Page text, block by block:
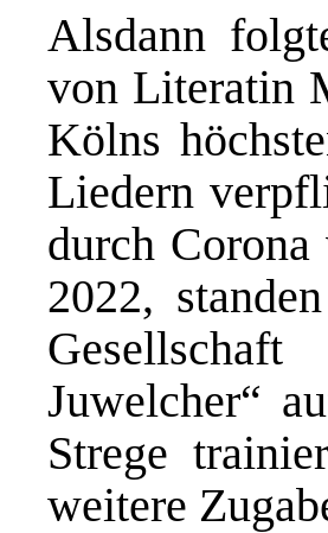
Alsdann
von Literatin
Kölns
Liedern
durch Corona
2022,
Juwelcher“
Strege
weitere